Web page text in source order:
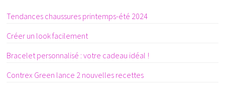
Tendances chaussures printemps-été 2024
Créer un look facilement
Bracelet personnalisé : votre cadeau idéal !
Contrex Green lance 2 nouvelles recettes